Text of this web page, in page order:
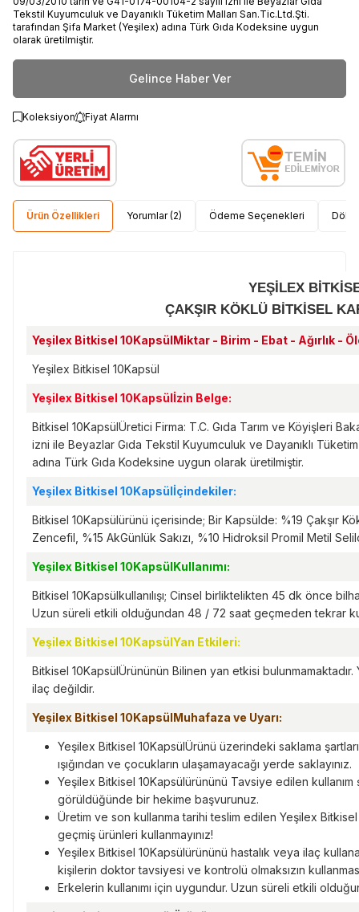
Tekstil Kuyumculuk ve Dayanıklı Tüketim Malları San.Tic.Ltd.Şti.
tarafından Şifa Market (Yeşilex) adına Türk Gıda Kodeksine uygun
olarak üretilmiştir.
Gelince Haber Ver
Koleksiyon Fiyat Alarmı
Ürün Özellikleri Yorumlar (2) Ödeme Seçenekleri
YEŞİLEX
ÇAKŞIR KÖKLÜ BİTKİSEL
Yeşilex Bitkisel 10KapsülMiktar - Birim - Ebat - Ağırlık -
Yeşilex Bitkisel 10Kapsül
Yeşilex Bitkisel 10Kapsülİzin Belge:
Bitkisel 10KapsülÜretici Firma: T.C. Gıda Tarım ve Köyişleri
izni ile Beyazlar Gıda Tekstil Kuyumculuk ve Dayanıklı
adına Türk Gıda Kodeksine uygun olarak üretilmiştir.
Yeşilex Bitkisel 10Kapsülİçindekiler:
Bitkisel 10Kapsülürünü içerisinde; Bir Kapsülde: %19 Çakşır
Zencefil, %15 AkGünlük Sakızı, %10 Hidroksil Promil Metil
Yeşilex Bitkisel 10KapsülKullanımı:
Bitkisel 10Kapsülkullanılışı; Cinsel birliktelikten 45 dk önce
Uzun süreli etkili olduğundan 48 / 72 saat geçmeden tekrar
Yeşilex Bitkisel 10KapsülYan Etkileri:
Bitkisel 10KapsülÜrününün Bilinen yan etkisi
ilaç değildir.
Yeşilex Bitkisel 10KapsülMuhafaza ve Uyarı:
Yeşilex Bitkisel 10KapsülÜrünü üzerindeki saklama
ışığından ve çocukların ulaşamayacağı yerde saklayınız.
Yeşilex Bitkisel 10Kapsülürününü Tavsiye edilen
görüldüğünde bir hekime başvurunuz.
Üretim ve son kullanma tarihi teslim edilen Yeşilex
geçmiş ürünleri kullanmayınız!
Yeşilex Bitkisel 10Kapsülürününü hastalık veya ilaç
kişilerin doktor tavsiyesi ve kontrolü olmaksızın
Erkelerin kullanımı için uygundur. Uzun süreli etkili